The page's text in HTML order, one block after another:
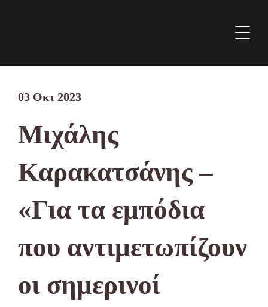
03 Οκτ 2023
Μιχάλης
Καρακατσάνης –
«Για τα εμπόδια
που αντιμετωπίζουν
οι σημερινοί